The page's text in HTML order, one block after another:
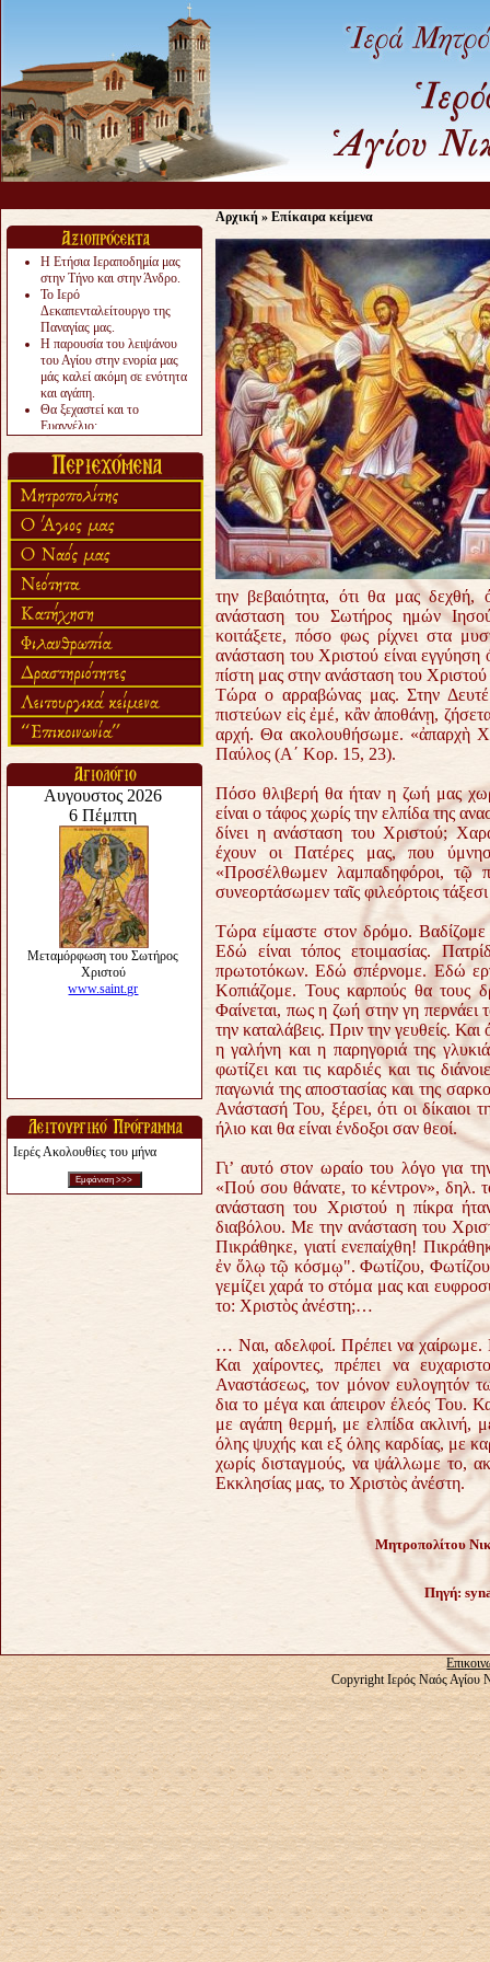
Η Ετήσια Ιεραποδημία μας
στην Τήνο και στην Άνδρο.
Το Ιερό
Δεκαπενταλείτουργο της
Παναγίας μας.
Η παρουσία του λειψάνου
του Αγίου στην ενορία μας
μάς καλεί ακόμη σε ενότητα
και αγάπη.
Θα ξεχαστεί και το
Ευαγγέλιο;
«πολύ αργά».
Ζητείται....
Ιερές Ακολουθίες του μήνα
Αρχική » Επίκαιρα κείμενα
την βεβαιότητα, ότι θα μας
ανάσταση του Σωτήρος ημών
κοιτάξετε, πόσο φως ρίχνει στα
ανάσταση του Χριστού είναι
πίστη μας στην ανάσταση του
Τώρα ο αρραβώνας μας. Στην
πιστεύων εἰς ἐμέ, κἂν ἀποθάνῃ,
αρχή. Θα ακολουθήσωμε. «ἀπαρχὴ
Παύλος (Α΄ Κορ. 15, 23).
Πόσο θλιβερή θα ήταν η ζωή μας
είναι ο τάφος χωρίς την ελπίδα της
δίνει η ανάσταση του Χριστού;
έχουν οι Πατέρες μας, που
«Προσέλθωμεν λαμπαδηφόροι, τῷ
συνεορτάσωμεν ταῖς φιλεόρτοις
Τώρα είμαστε στον δρόμο. Βαδίζομε
Εδώ είναι τόπος ετοιμασίας.
πρωτοτόκων. Εδώ σπέρνομε. Εδώ
Κοπιάζομε. Τους καρπούς θα τους
Φαίνεται, πως η ζωή στην γη περνάει
την καταλάβεις. Πριν την γευθείς.
η γαλήνη και η παρηγοριά της
φωτίζει και τις καρδιές και τις
παγωνιά της αποστασίας και της
Ανάστασή Του, ξέρει, ότι οι
ήλιο και θα είναι ένδοξοι σαν θεοί.
Γι’ αυτό στον ωραίο του λόγο για
«Πού σου θάνατε, το κέντρον», δηλ.
ανάσταση του Χριστού η πίκρα
διαβόλου. Με την ανάσταση του
Πικράθηκε, γιατί ενεπαίχθη!
ἐν ὅλῳ τῷ κόσμῳ". Φωτίζου,
γεμίζει χαρά το στόμα μας και
το: Χριστὸς ἀνέστη;…
… Ναι, αδελφοί. Πρέπει να χαίρωμε.
Και χαίροντες, πρέπει να
Αναστάσεως, τον μόνον ευλογητόν
δια το μέγα και άπειρον έλεός Του.
με αγάπη θερμή, με ελπίδα ακλινή,
όλης ψυχής και εξ όλης καρδίας, με
χωρίς δισταγμούς, να ψάλλωμε το,
Εκκλησίας μας, το Χριστὸς ἀνέστη.
Μητροπολίτου
Πηγή:
Copyright Ιερός Ναός Αγίου